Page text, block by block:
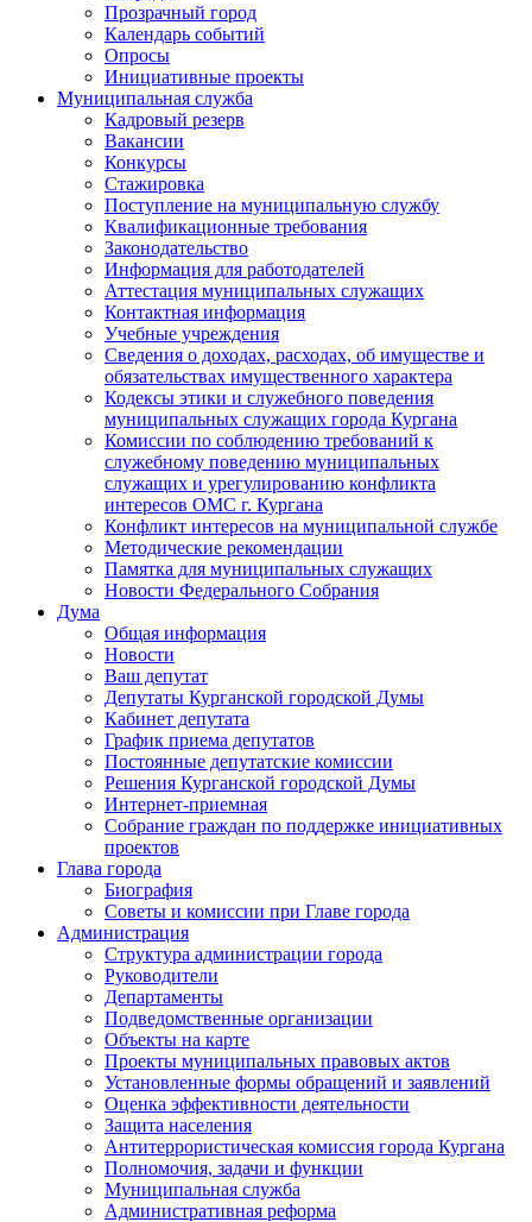
Прозрачный город
Календарь событий
Опросы
Инициативные проекты
Муниципальная служба
Кадровый резерв
Вакансии
Конкурсы
Стажировка
Поступление на муниципальную службу
Квалификационные требования
Законодательство
Информация для работодателей
Аттестация муниципальных служащих
Контактная информация
Учебные учреждения
Сведения о доходах, расходах, об имуществе и
обязательствах имущественного характера
Кодексы этики и служебного поведения
муниципальных служащих города Кургана
Комиссии по соблюдению требований к
служебному поведению муниципальных
служащих и урегулированию конфликта
интересов ОМС г. Кургана
Конфликт интересов на муниципальной службе
Методические рекомендации
Памятка для муниципальных служащих
Новости Федерального Cобрания
Дума
Общая информация
Новости
Ваш депутат
Депутаты Курганской городской Думы
Кабинет депутата
График приема депутатов
Постоянные депутатские комиссии
Решения Курганской городской Думы
Интернет-приемная
Собрание граждан по поддержке инициативных
проектов
Глава города
Биография
Советы и комиссии при Главе города
Администрация
Структура администрации города
Руководители
Департаменты
Подведомственные организации
Объекты на карте
Проекты муниципальных правовых актов
Установленные формы обращений и заявлений
Оценка эффективности деятельности
Защита населения
Антитеррористическая комиссия города Кургана
Полномочия, задачи и функции
Муниципальная служба
Административная реформа